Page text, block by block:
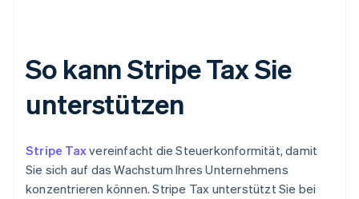
So kann Stripe Tax Sie
unterstützen
Stripe Taxvereinfacht die Steuerkonformität, damit
Sie sich auf das Wachstum Ihres Unternehmens
konzentrieren können. Stripe Tax unterstützt Sie bei